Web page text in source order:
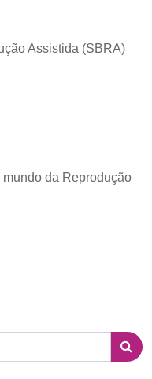
Assistida (SBRA)
da Reprodução